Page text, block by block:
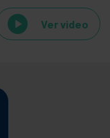
Ver video